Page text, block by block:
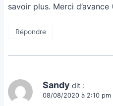
savoir plus. Merci d’avance
Répondre
Sandy dit :
08/08/2020 à 2:10 pm